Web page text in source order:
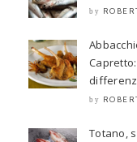
by
by
Totano,